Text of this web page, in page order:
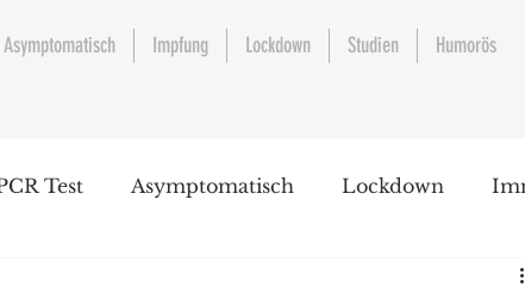
Asymptomatisch Impfung Lockdown Studien Humorös
Test Asymptomatisch Lockdown